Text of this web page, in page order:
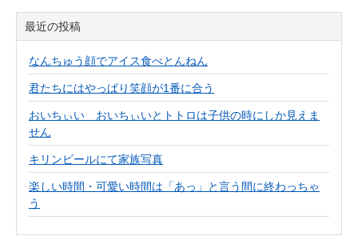
最近の投稿
なんちゅう顔でアイス食べとんねん
君たちにはやっぱり笑顔が1番に合う
おいちぃい おいちぃいとトトロは子供の時にしか見えま
せん
キリンビールにて家族写真
楽しい時間・可愛い時間は「あっ」と言う間に終わっちゃ
う